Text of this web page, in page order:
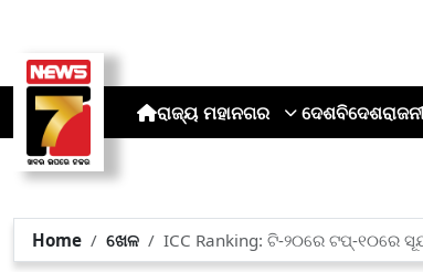
ରାଜ୍ୟ ମହାନଗର ଦେଶବିଦେଶ
Home ଖେଳ ICC Ranking: ଟି-୨୦ରେ ଟପ୍-୧୦ରେ